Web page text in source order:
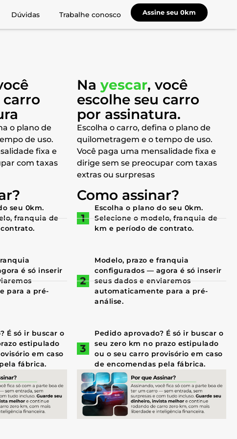
Dúvidas Trabalhe conosco Assine seu 0km
carro
o plano de
de uso.
fixa e
com taxas
seu 0km.
franquia de
é só inserir
para a pré-
É só ir buscar o
estipulado
em caso
fábrica.
Na yescar, você
escolhe seu carro
por assinatura.
Escolha o carro, defina o plano de
quilometragem e o tempo de uso.
Você paga uma mensalidade fixa e
dirige sem se preocupar com taxas
extras ou surpresas
Como assinar?
Escolha o plano do seu 0km.
Selecione o modelo, franquia de
km e período de contrato.
Modelo, prazo e franquia
configurados — agora é só inserir
seus dados e enviaremos
automaticamente para a pré-
análise.
Pedido aprovado? É só ir buscar o
seu zero km no prazo estipulado
ou o seu carro provisório em caso
de encomendas pela fábrica.